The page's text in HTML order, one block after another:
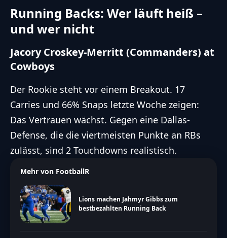
Running Backs: Wer läuft heiß –
und wer nicht
Jacory Croskey-Merritt (Commanders) at
Cowboys
Der Rookie steht vor einem Breakout. 17
Carries und 66% Snaps letzte Woche zeigen:
Das Vertrauen wächst. Gegen eine Dallas-
Defense, die die viertmeisten Punkte an RBs
zulässt, sind 2 Touchdowns realistisch.
Mehr von FootballR
Lions machen Jahmyr Gibbs zum
bestbezahlten Running Back